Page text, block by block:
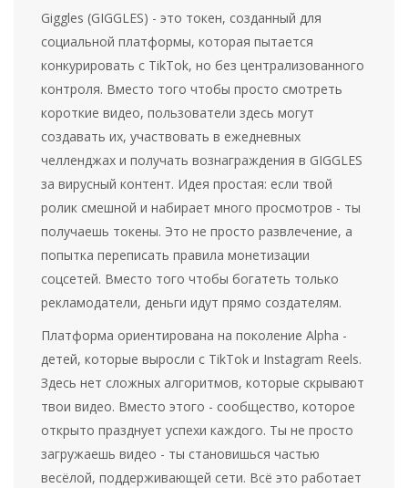
Giggles (GIGGLES) - это токен, созданный для
социальной платформы, которая пытается
конкурировать с TikTok, но без централизованного
контроля. Вместо того чтобы просто смотреть
короткие видео, пользователи здесь могут
создавать их, участвовать в ежедневных
челленджах и получать вознаграждения в GIGGLES
за вирусный контент. Идея простая: если твой
ролик смешной и набирает много просмотров - ты
получаешь токены. Это не просто развлечение, а
попытка переписать правила монетизации
соцсетей. Вместо того чтобы богатеть только
рекламодатели, деньги идут прямо создателям.
Платформа ориентирована на поколение Alpha -
детей, которые выросли с TikTok и Instagram Reels.
Здесь нет сложных алгоритмов, которые скрывают
твои видео. Вместо этого - сообщество, которое
открыто празднует успехи каждого. Ты не просто
загружаешь видео - ты становишься частью
весёлой, поддерживающей сети. Всё это работает